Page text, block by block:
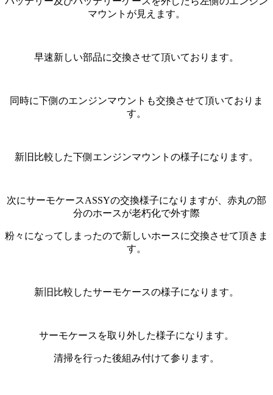
マウントが見えます。
早速新しい部品に交換させて頂いております。
同時に下側のエンジンマウントも交換させて頂いておりま
す。
新旧比較した下側エンジンマウントの様子になります。
次にサーモケースASSYの交換様子になりますが、赤丸の部
分のホースが老朽化で外す際
粉々になってしまったので新しいホースに交換させて頂きま
す。
新旧比較したサーモケースの様子になります。
サーモケースを取り外した様子になります。
清掃を行った後組み付けて参ります。